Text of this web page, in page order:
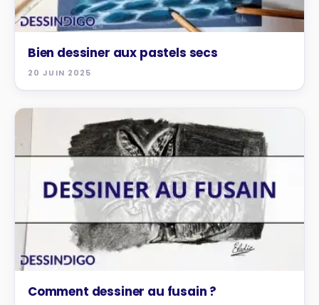
Bien dessiner aux pastels secs
20 JUIN 2025
Comment dessiner au fusain ?